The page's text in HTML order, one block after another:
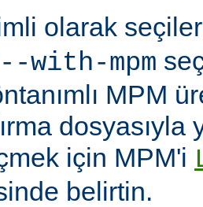
olarak
--with-mpm
MPM
dosyasıyla
için MPM'i
belirtin.